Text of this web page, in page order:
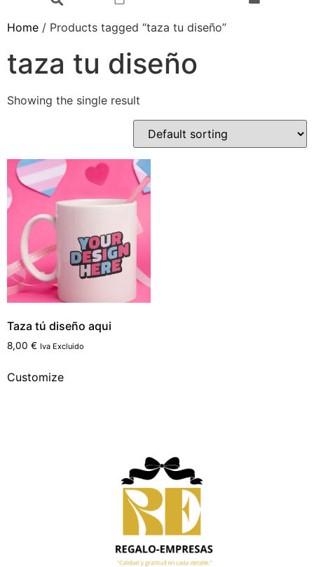
Home / Products tagged “taza tu diseño”
taza tu diseño
Showing the single result
Taza tú diseño aqui
8,00 € Iva Excluido
Customize